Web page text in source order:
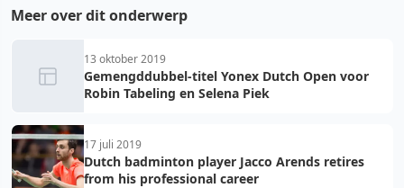
Meer over dit onderwerp
13 oktober 2019
Gemengddubbel-titel Yonex Dutch Open voor
Robin Tabeling en Selena Piek
17 juli 2019
Dutch badminton player Jacco Arends retires
from his professional career